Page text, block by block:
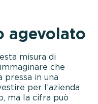
agevolato
misura di
che
pressa in una
per l’azienda
ma la cifra può